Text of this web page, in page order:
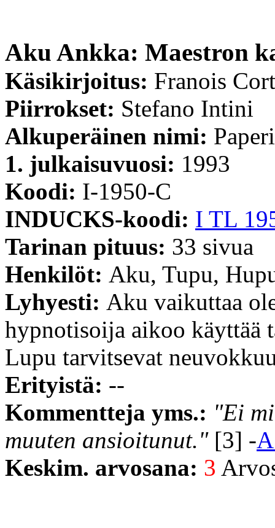
Aku Ankka: Maestron
Käsikirjoitus: Franois
Piirrokset: Stefano Intini
Alkuperäinen nimi:
1. julkaisuvuosi: 1993
Koodi: I-1950-C
INDUCKS-koodi: I TL
Tarinan pituus: 33 sivua
Henkilöt: Aku, Tupu,
Lyhyesti: Aku vaikuttaa
hypnotisoija aikoo käyttää
Lupu tarvitsevat
Erityistä: --
Kommentteja yms.: "Ei
muuten ansioitunut."[3] -
Keskim. arvosana: 3